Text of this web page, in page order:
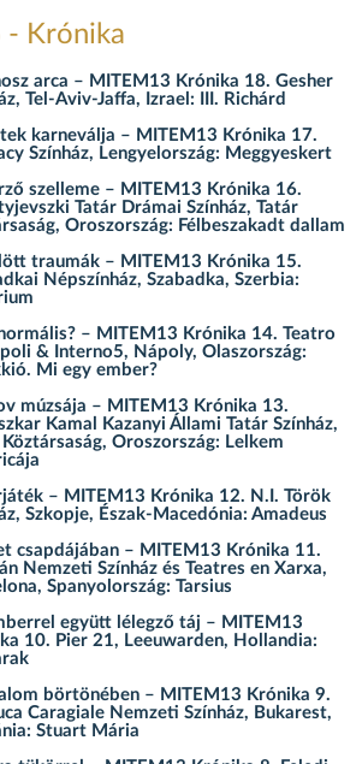
- Krónika
arca – MITEM13 Krónika 18. Gesher
Tel-Aviv-Jaffa, Izrael: III. Richárd
karneválja – MITEM13 Krónika 17.
Színház, Lengyelország: Meggyeskert
szelleme – MITEM13 Krónika 16.
Tatár Drámai Színház, Tatár
Oroszország: Félbeszakadt dallam
traumák – MITEM13 Krónika 15.
Népszínház, Szabadka, Szerbia:
– MITEM13 Krónika 14. Teatro
& Interno5, Nápoly, Olaszország:
Mi egy ember?
múzsája – MITEM13 Krónika 13.
Kamal Kazanyi Állami Tatár Színház,
Oroszország: Lelkem
– MITEM13 Krónika 12. N.I. Török
Szkopje, Észak-Macedónia: Amadeus
csapdájában – MITEM13 Krónika 11.
Nemzeti Színház és Teatres en Xarxa,
Spanyolország: Tarsius
együtt lélegző táj – MITEM13
10. Pier 21, Leeuwarden, Hollandia:
börtönében – MITEM13 Krónika 9.
Caragiale Nemzeti Színház, Bukarest,
Stuart Mária